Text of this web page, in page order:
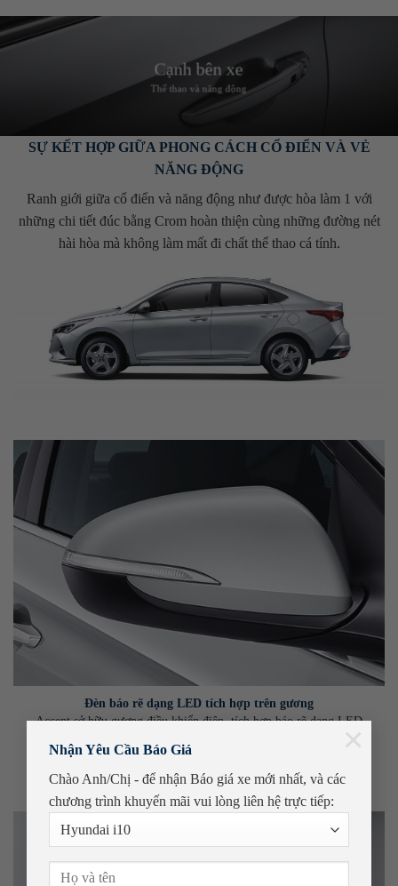
Nhận Yêu Cầu Báo Giá
Chào Anh/Chị - để nhận Báo giá xe mới nhất, và các
chương trình khuyến mãi vui lòng liên hệ trực tiếp:
×
Cạnh bên xe
Thể thao và năng động
SỰ KẾT HỢP GIỮA PHONG CÁCH CỔ ĐIỂN VÀ VẺ
NĂNG ĐỘNG
Ranh giới giữa cổ điển và năng động như được hòa làm 1 với
những chi tiết đúc bằng Crom hoàn thiện cùng những đường nét
hài hòa mà không làm mất đi chất thể thao cá tính.
Đèn báo rẽ dạng LED tích hợp trên gương
Accent sở hữu gương điều khiển điện, tích hợp báo rẽ dạng LED
mang đến vẻ hiện đại cũng như đảm bảo an toàn khi chuyển hướng
cho xe.